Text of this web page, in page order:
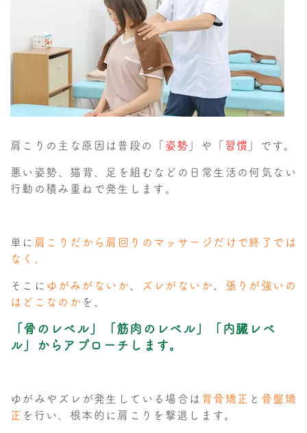
肩こりの主な原因は普段の「姿勢 」や「 習慣 」です。
悪い姿勢、猫背、足を組むなどの日常生活の何気ない
行動の積み重ねで発生します。
単に 肩こりだから肩回りのマッサージだけで終了では
なく、
そこに ゆがみがないか、 ズレがないか、 張りが強いの
はどこなのか を、
「骨のレベル」「筋肉のレベル」「内臓レベ
ル」からアプローチします。
ゆがみやズレが発生している場合は 背骨矯正 と 骨盤矯
正 を行い、根本的に肩こりを撃退します。